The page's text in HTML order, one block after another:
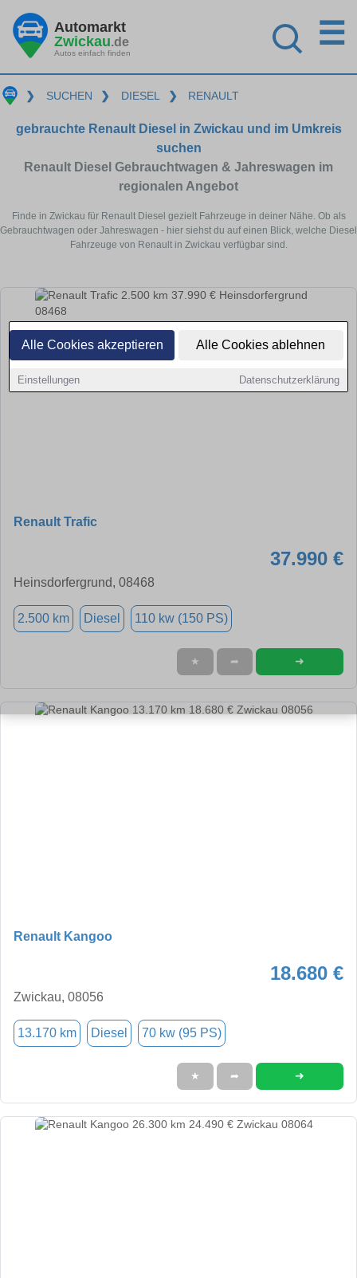
Alle Cookies akzeptieren Alle Cookies ablehnen
Einstellungen Datenschutzerklärung
Automarkt
Zwickau.de
Autos einfach finden
☰
❯ SUCHEN ❯ DIESEL ❯ RENAULT
gebrauchte Renault Diesel in Zwickau und im Umkreis
suchen
Renault Diesel Gebrauchtwagen & Jahreswagen im
regionalen Angebot
Finde in Zwickau für Renault Diesel gezielt Fahrzeuge in deiner Nähe. Ob als
Gebrauchtwagen oder Jahreswagen - hier siehst du auf einen Blick, welche Diesel
Fahrzeuge von Renault in Zwickau verfügbar sind.
Renault Trafic
37.990 €
Heinsdorfergrund, 08468
2.500 km Diesel 110 kw (150 PS)
★ ➦ ➜
Renault Kangoo
18.680 €
Zwickau, 08056
13.170 km Diesel 70 kw (95 PS)
★ ➦ ➜